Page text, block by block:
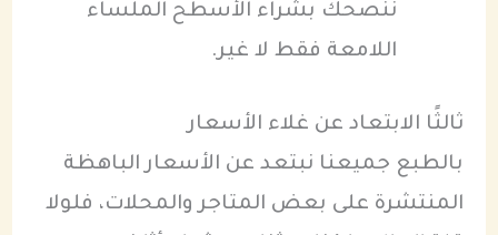
ننصحك بشراء الأسطح الملساء
اللامعة فقط لا غير.
ثالثًا الابتعاد عن غلاء الأسعار
بالطبع جميعنا نبتعد عن الأسعار الباهظة
المنتشرة على بعض المتاجر والمحلات، فلولا